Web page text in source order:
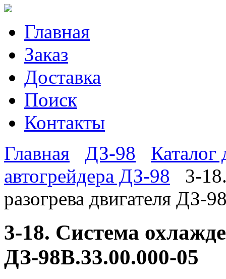
Главная
Заказ
Доставка
Поиск
Контакты
Главная
ДЗ-98
Каталог
автогрейдера ДЗ-98
3-
разогрева двигателя ДЗ-
3-18. Система
ДЗ-98В.33.00.000-05